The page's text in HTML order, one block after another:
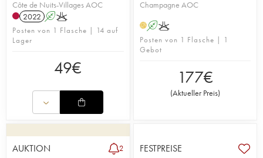
Côte de Nuits-Villages AOC
2022 AK
Posten von 1 Flasche | 14 auf
Lager
49€
Champagne AOC
HAK
Posten von 1 Flasche | 1
Gebot
177€
(Aktueller Preis)
AUKTION 2 FESTPREISE